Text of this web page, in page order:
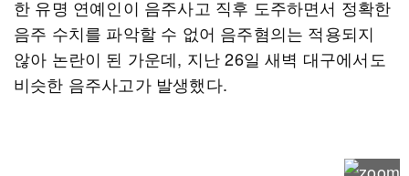
한 유명 연예인이 음주사고 직후 도주하면서 정확한
음주 수치를 파악할 수 없어 음주혐의는 적용되지
않아 논란이 된 가운데, 지난 26일 새벽 대구에서도
비슷한 음주사고가 발생했다.